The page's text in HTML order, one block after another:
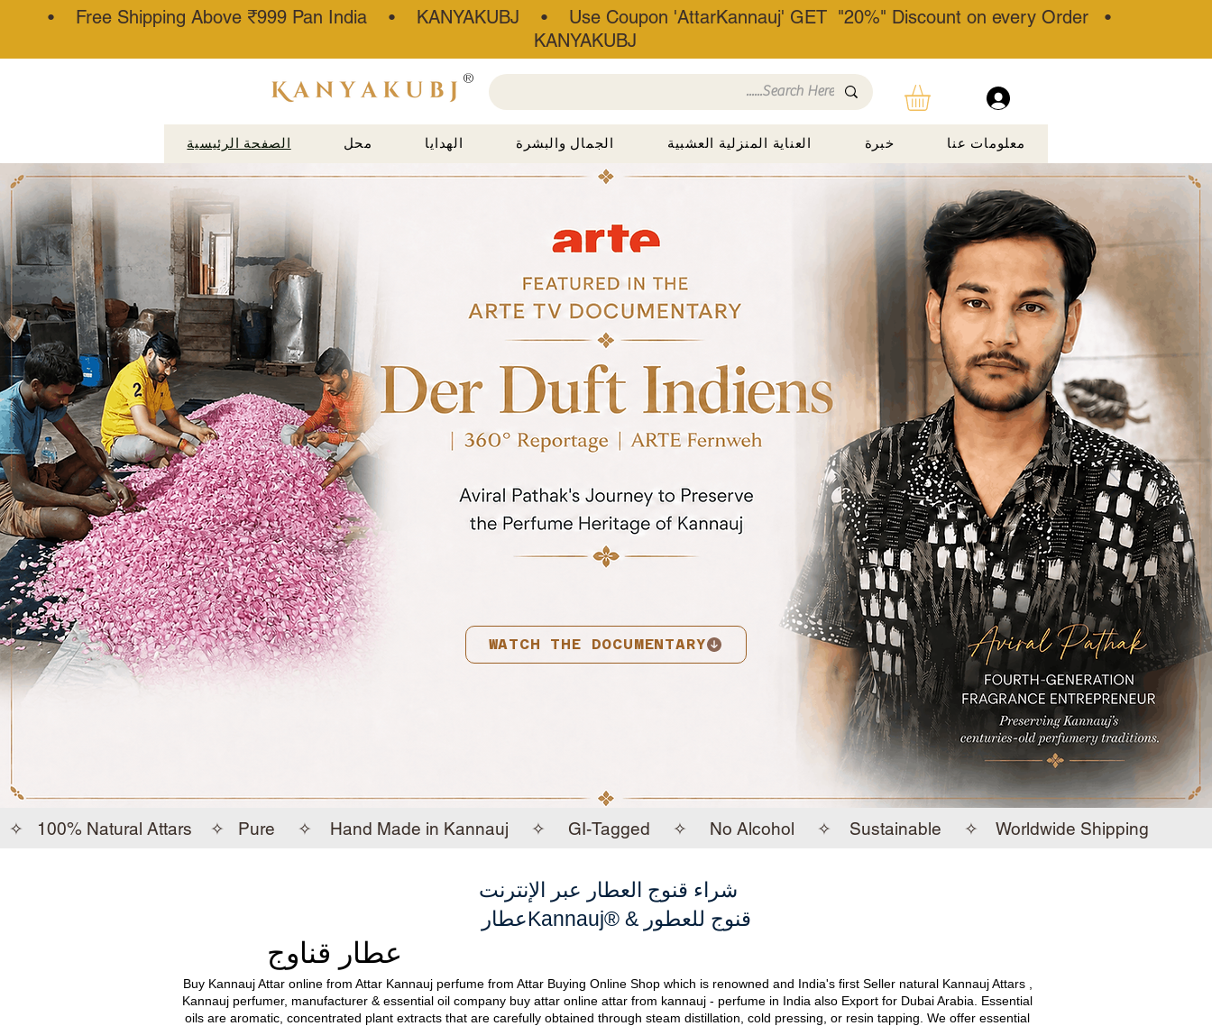
• Free Shipping Above ₹999 Pan India • KANYAKUBJ • Use Coupon 'AttarKannauj' GET "20%" Discount on every Order •
KANYAKUBJ
®
الصفحة الرئيسية محل الهدايا الجمال والبشرة العناية المنزلية العشبية خبرة معلومات عنا
WATCH THE DOCUMENTARY
✧ 100% Natural Attars ✧ Pure ✧ Hand Made in Kannauj ✧ GI-Tagged ✧ No Alcohol ✧ Sustainable ✧ Worldwide Shipping
شراء قنوج العطار عبر الإنترنت
عطارKannauj® & قنوج للعطور
عطار قناوج
Buy Kannauj Attar online from Attar Kannauj perfume from Attar Buying Online Shop which is renowned and India's first Seller natural Kannauj Attars ,
Kannauj perfumer, manufacturer & essential oil company buy attar online attar from kannauj - perfume in India also Export for Dubai Arabia . Essential
oils are aromatic, concentrated plant extracts that are carefully obtained through steam distillation, cold pressing, or resin tapping. We offer essential